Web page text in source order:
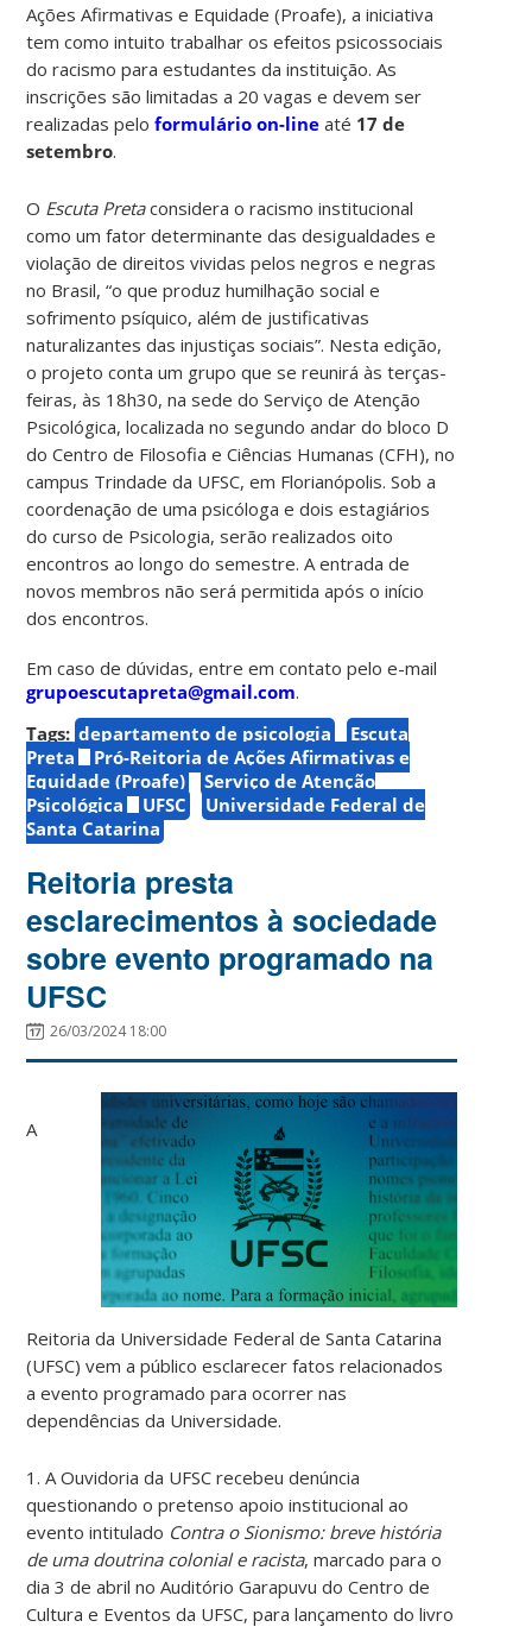
Ações Afirmativas e Equidade (Proafe), a iniciativa
tem como intuito trabalhar os efeitos psicossociais
do racismo para estudantes da instituição. As
inscrições são limitadas a 20 vagas e devem ser
realizadas peloformulário on-line até 17 de
setembro.
O Escuta Pretaconsidera o racismo institucional
como um fator determinante das desigualdades e
violação de direitos vividas pelos negros e negras
no Brasil, “o que produz humilhação social e
sofrimento psíquico, além de justificativas
naturalizantes das injustiças sociais”. Nesta edição,
o projeto conta um grupo que se reunirá às terças-
feiras, às 18h30, na sede do Serviço de Atenção
Psicológica, localizada no segundo andar do bloco D
do Centro de Filosofia e Ciências Humanas (CFH), no
campus Trindade da UFSC, em Florianópolis. Sob a
coordenação de uma psicóloga e dois estagiários
do curso de Psicologia, serão realizados oito
encontros ao longo do semestre. A entrada de
novos membros não será permitida após o início
dos encontros.
Em caso de dúvidas, entre em contato pelo e-mail
grupoescutapreta@gmail.com.
Tags: departamento de psicologia
Escuta
Preta
Pró-Reitoria de Ações Afirmativas e
Equidade (Proafe)
Serviço de Atenção
Psicológica
UFSC
Universidade Federal de
Santa Catarina
Reitoria presta
esclarecimentos à sociedade
sobre evento programado na
UFSC
26/03/2024 18:00
A
Reitoria da Universidade Federal de Santa Catarina
(UFSC) vem a público esclarecer fatos relacionados
a evento programado para ocorrer nas
dependências da Universidade.
1. A Ouvidoria da UFSC recebeu denúncia
questionando o pretenso apoio institucional ao
evento intitulado Contra o Sionismo: breve história
de uma doutrina colonial e racista, marcado para o
dia 3 de abril no Auditório Garapuvu do Centro de
Cultura e Eventos da UFSC, para lançamento do livro